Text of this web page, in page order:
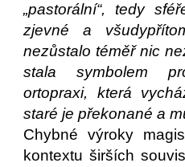
„pastorální“, tedy
zjevné a
nezůstalo téměř nic
stala symbolem
ortopraxi, která
staré je překonané a
Chybné výroky
kontextu širších